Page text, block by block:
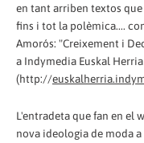
en tant arriben textos
fins i tot la polèmica....
Amorós: "Creixement i
a Indymedia Euskal Herria
(http://
L'entradeta que fan en el
nova ideologia de moda